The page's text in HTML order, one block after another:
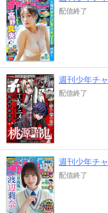
配信終了
週刊少年チ
配信終了
週刊少年チ
配信終了